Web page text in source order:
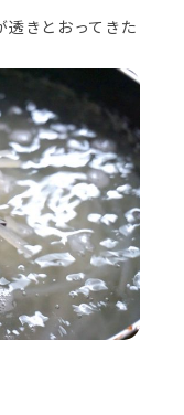
きとおってきた